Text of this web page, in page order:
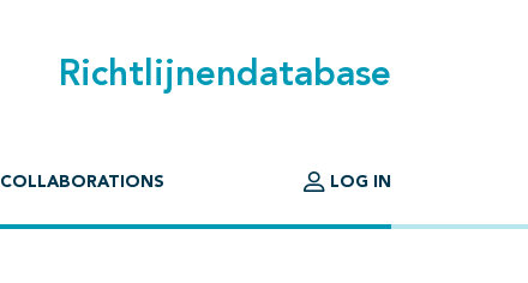
Richtlijnendatabase
COLLABORATIONS LOG IN